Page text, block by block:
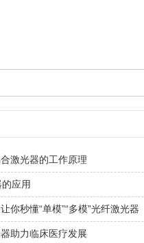
激光器的工作原理
应用
你秒懂“单模”“多模”光纤激光器
助力临床医疗发展